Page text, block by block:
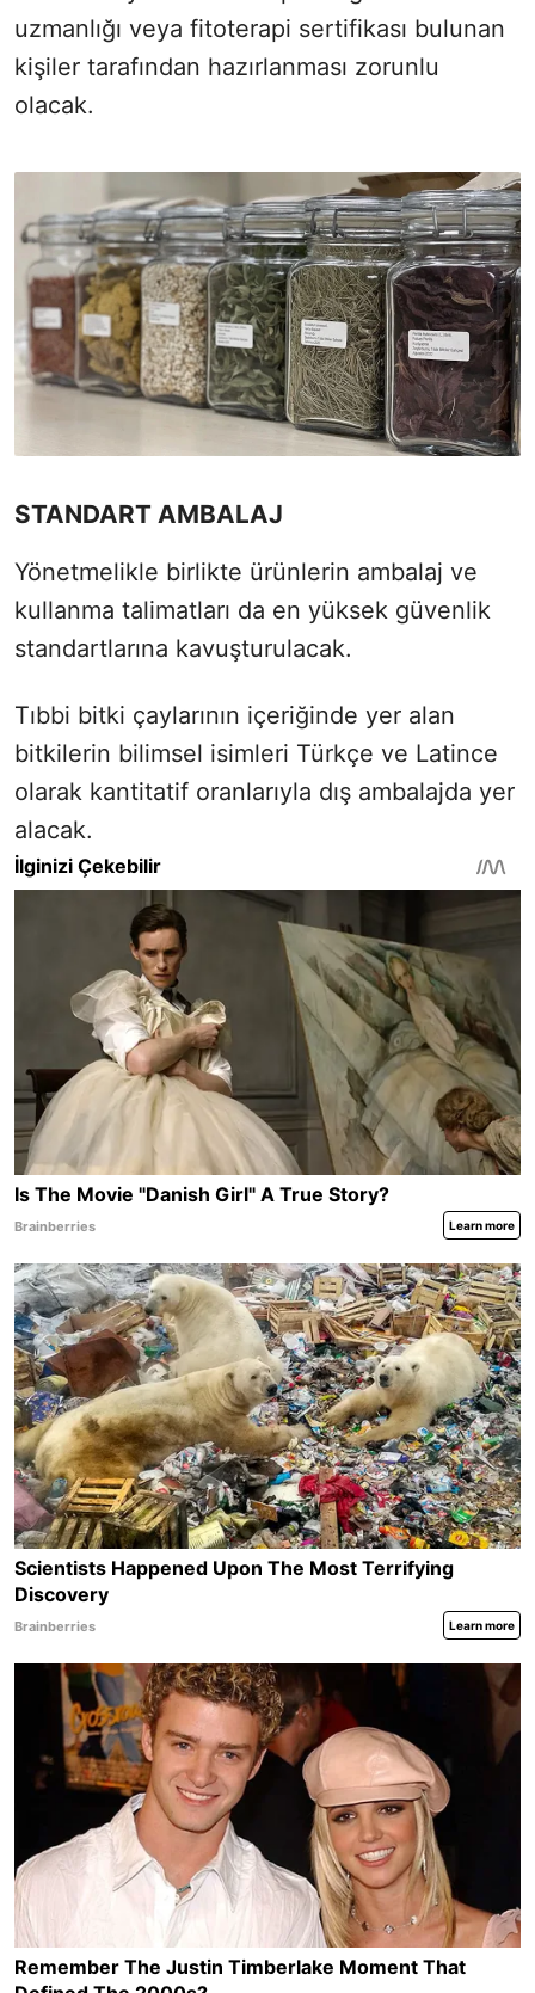
uzmanlığı veya fitoterapi sertifikası bulunan
kişiler tarafından hazırlanması zorunlu
olacak.
STANDART AMBALAJ
Yönetmelikle birlikte ürünlerin ambalaj ve
kullanma talimatları da en yüksek güvenlik
standartlarına kavuşturulacak.
Tıbbi bitki çaylarının içeriğinde yer alan
bitkilerin bilimsel isimleri Türkçe ve Latince
olarak kantitatif oranlarıyla dış ambalajda yer
alacak.